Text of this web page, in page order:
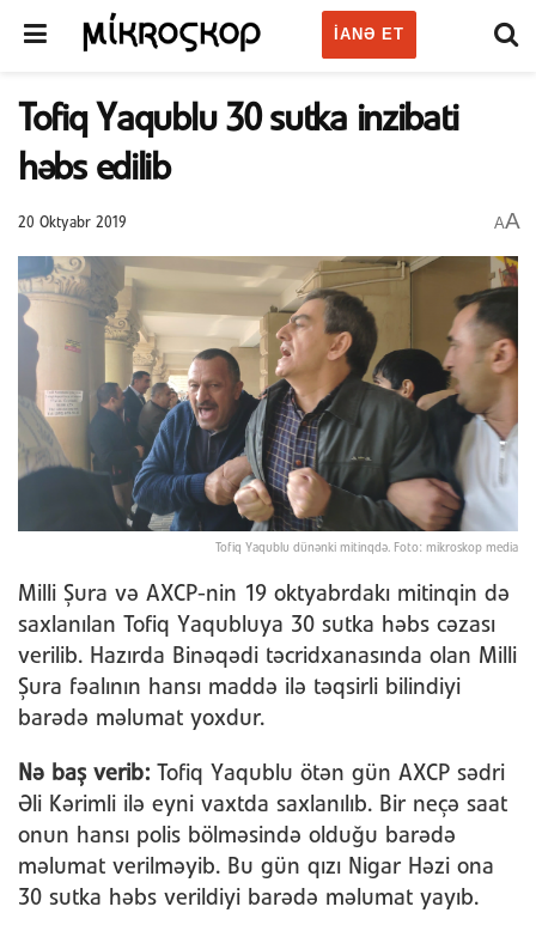
IANƏ ET
Tofiq Yaqublu 30 sutka inzibati
həbs edilib
20 Oktyabr 2019 AA
Tofiq Yaqublu dünənki mitinqdə. Foto: mikroskop media
Milli Şura və AXCP-nin 19 oktyabrdakı mitinqin də
saxlanılan Tofiq Yaqubluya 30 sutka həbs cəzası
verilib. Hazırda Binəqədi təcridxanasında olan Milli
Şura fəalının hansı maddə ilə təqsirli bilindiyi
barədə məlumat yoxdur.
Nə baş verib: Tofiq Yaqublu ötən gün AXCP sədri
Əli Kərimli ilə eyni vaxtda saxlanılıb. Bir neçə saat
onun hansı polis bölməsində olduğu barədə
məlumat verilməyib. Bu gün qızı Nigar Həzi ona
30 sutka həbs verildiyi barədə məlumat yayıb.